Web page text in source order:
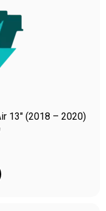
13″ (2018 – 2020)